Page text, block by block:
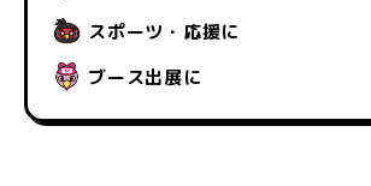
スポーツ・応援に
ブース出展に